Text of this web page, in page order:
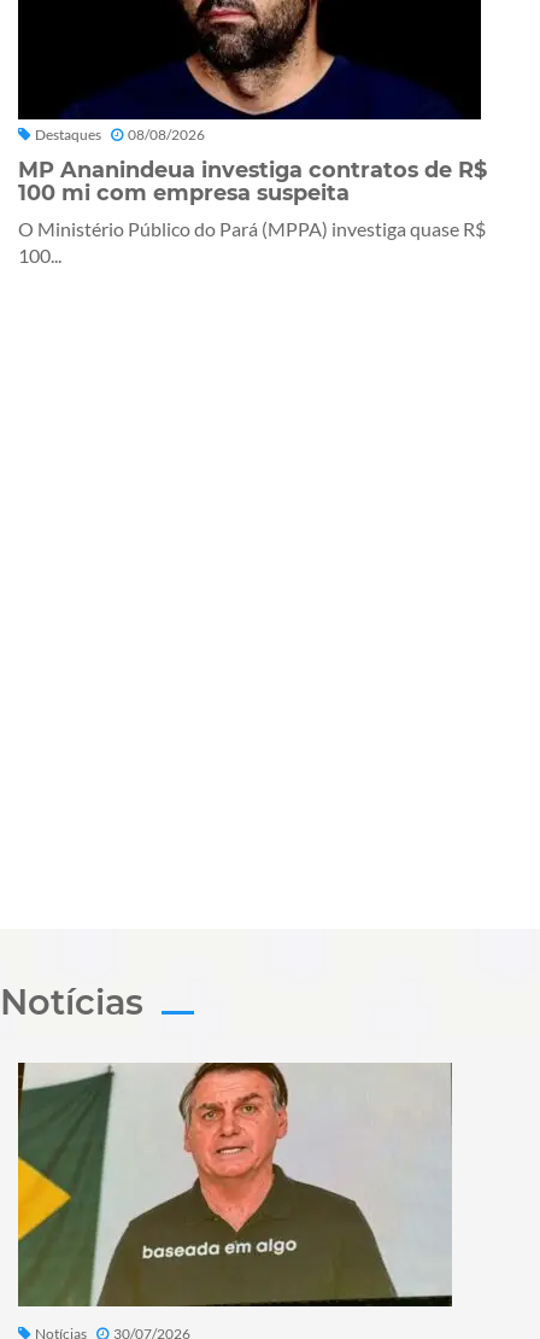
Destaques 08/08/2026
MP Ananindeua investiga contratos de R$
100 mi com empresa suspeita
O Ministério Público do Pará (MPPA) investiga quase R$
100...
Notícias
Notícias 30/07/2026